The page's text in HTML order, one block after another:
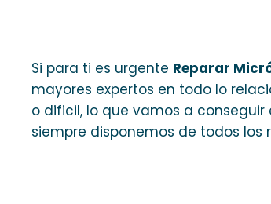
Si para ti es urgente Reparar
mayores expertos en todo lo
o dificil, lo que vamos a
siempre disponemos de todos los